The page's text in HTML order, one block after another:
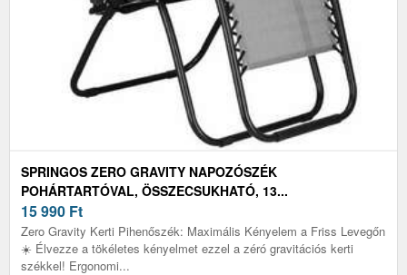
SPRINGOS ZERO GRAVITY NAPOZÓSZÉK
POHÁRTARTÓVAL, ÖSSZECSUKHATÓ, 13...
15 990 Ft
Zero Gravity Kerti Pihenőszék: Maximális Kényelem a Friss Levegőn
☀️ Élvezze a tökéletes kényelmet ezzel a zéró gravitációs kerti
székkel! Ergonomi...